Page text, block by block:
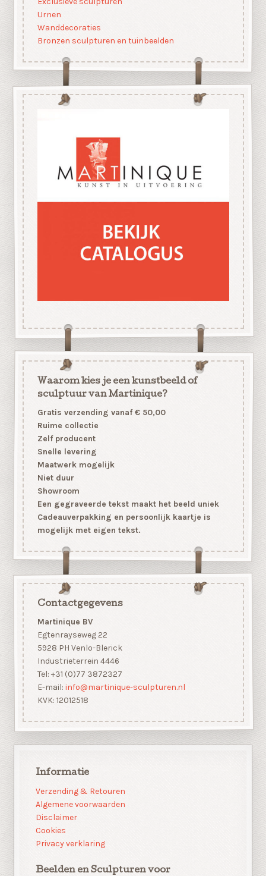
Urnen
Wanddecoraties
Bronzen sculpturen en tuinbeelden
Waarom kies je een kunstbeeld of
sculptuur van Martinique?
Gratis verzending vanaf € 50,00
Ruime collectie
Zelf producent
Snelle levering
Maatwerk mogelijk
Niet duur
Showroom
Een gegraveerde tekst maakt het beeld uniek
Cadeauverpakking en persoonlijk kaartje is
mogelijk met eigen tekst.
Contactgegevens
Martinique BV
Egtenrayseweg 22
5928 PH Venlo-Blerick
Industrieterrein 4446
Tel: +31 (0)77 3872327
E-mail: info@martinique-sculpturen.nl
KVK: 12012518
Informatie
Verzending & Retouren
Algemene voorwaarden
Disclaimer
Cookies
Privacy verklaring
Beelden en Sculpturen voor